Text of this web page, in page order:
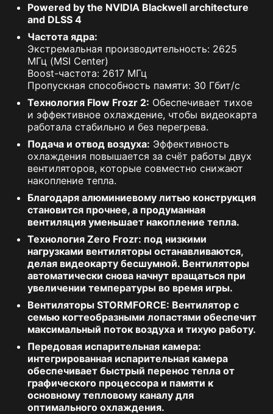
Powered by the NVIDIA Blackwell architecture
and DLSS 4
Частота ядра:
Экстремальная производительность: 2625
МГц (MSI Center)
Boost-частота: 2617 МГц
Пропускная способность памяти: 30 Гбит/с
Технология Flow Frozr 2: Обеспечивает тихое
и эффективное охлаждение, чтобы видеокарта
работала стабильно и без перегрева.
Подача и отвод воздуха: Эффективность
охлаждения повышается за счёт работы двух
вентиляторов, которые совместно снижают
накопление тепла.
Благодаря алюминиевому литью конструкция
становится прочнее, а продуманная
вентиляция уменьшает накопление тепла.
Технология Zero Frozr: под низкими
нагрузками вентиляторы останавливаются,
делая видеокарту бесшумной. Вентиляторы
автоматически снова начнут вращаться при
увеличении температуры во время игры.
Вентиляторы STORMFORCE: Вентилятор с
семью когтеобразными лопастями обеспечит
максимальный поток воздуха и тихую работу.
Передовая испарительная камера:
интегрированная испарительная камера
обеспечивает быстрый перенос тепла от
графического процессора и памяти к
основному тепловому каналу для
оптимального охлаждения.